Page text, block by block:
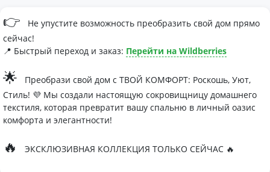
👉
Не упустите возможность преобразить свой дом прямо
сейчас!
📍 Быстрый переход и заказ: Перейти на Wildberries
🌟
Преобрази свой дом с ТВОЙ КОМФОРТ: Роскошь, Уют,
Стиль! 💜 Мы создали настоящую сокровищницу домашнего
текстиля, которая превратит вашу спальню в личный оазис
комфорта и элегантности!
🔥 ЭКСКЛЮЗИВНАЯ КОЛЛЕКЦИЯ ТОЛЬКО СЕЙЧАС 🔥